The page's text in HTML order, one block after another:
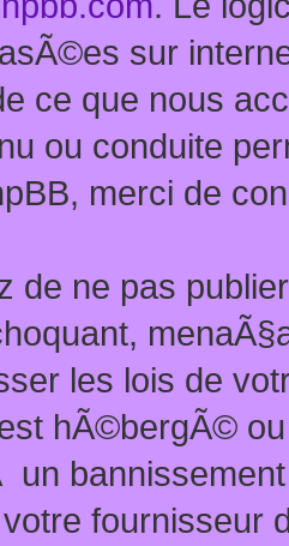
sur
ce que nous
ou conduite
merci de
de ne pas
les lois de
est hÃ©bergÃ©
un
fournisseur